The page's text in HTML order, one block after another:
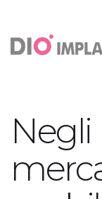
Negli